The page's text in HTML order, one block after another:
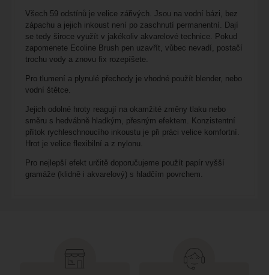
Všech 59 odstínů je velice zářivých. Jsou na vodní bázi, bez
zápachu a jejich inkoust není po zaschnutí permanentní. Dají
se tedy široce využít v jakékoliv akvarelové technice. Pokud
zapomenete Ecoline Brush pen uzavřít, vůbec nevadí, postačí
trochu vody a znovu fix rozepíšete.
Pro tlumení a plynulé přechody je vhodné použít blender, nebo
vodní štětce.
Jejich odolné hroty reagují na okamžité změny tlaku nebo
směru s hedvábně hladkým, přesným efektem. Konzistentní
přítok rychleschnoucího inkoustu je při práci velice komfortní.
Hrot je velice flexibilní a z nylonu.
Pro nejlepší efekt určitě doporučujeme použít papír vyšší
gramáže (klidně i akvarelový) s hladčím povrchem.